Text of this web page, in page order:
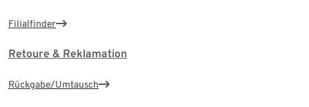
Filialfinder
Retoure & Reklamation
Rückgabe/Umtausch